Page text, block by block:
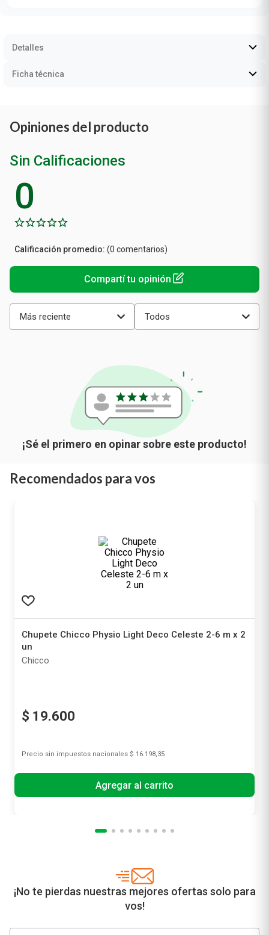
Detalles
Ficha técnica
Opiniones del producto
Sin Calificaciones
0
Calificación
promedio
(0 comentarios)
Más reciente Todos
Recomendados para vos
Chupete Chicco Physio Light Deco Celeste 2-6 m x 2
un
Chicco
$ 19.600
Precio sin impuestos nacionales $ 16.198,35
Agregar al carrito
¡No te pierdas nuestras mejores ofertas solo para
vos!